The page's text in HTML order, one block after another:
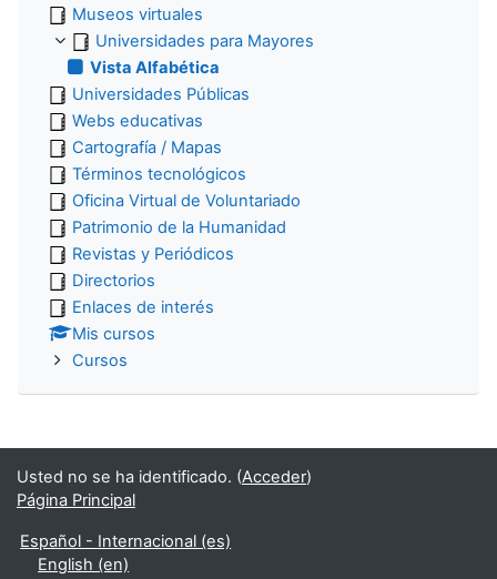
Museos virtuales
Universidades para Mayores
Vista Alfabética
Universidades Públicas
Webs educativas
Cartografía / Mapas
Términos tecnológicos
Oficina Virtual de Voluntariado
Patrimonio de la Humanidad
Revistas y Periódicos
Directorios
Enlaces de interés
Mis cursos
Cursos
Usted no se ha identificado. (Acceder)
Página Principal
Español - Internacional ‎(es)‎
English ‎(en)‎